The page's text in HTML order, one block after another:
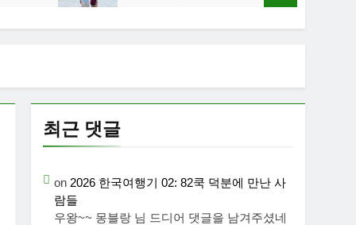
최근 댓글
on 2026 한국여행기 02: 82쿡 덕분에 만난 사
람들
우왕~~ 몽블랑 님 드디어 댓글을 남겨주셨네